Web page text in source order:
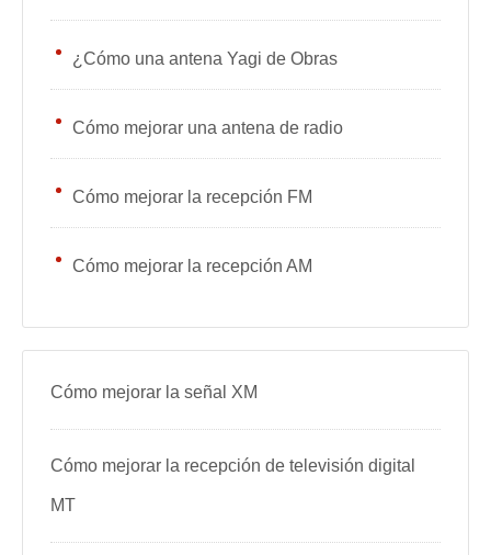
¿Cómo una antena Yagi de Obras
Cómo mejorar una antena de radio
Cómo mejorar la recepción FM
Cómo mejorar la recepción AM
Cómo mejorar la señal XM
Cómo mejorar la recepción de televisión digital
MT